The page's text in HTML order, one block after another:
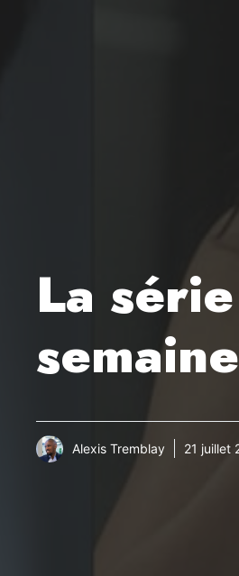
La
semaine
Alexis Tremblay 21 juillet